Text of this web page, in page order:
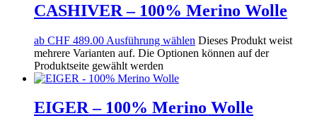
CASHIVER – 100% Merino Wolle
ab CHF 489.00 Ausführung wählen Dieses Produkt weist
mehrere Varianten auf. Die Optionen können auf der
Produktseite gewählt werden
EIGER – 100% Merino Wolle